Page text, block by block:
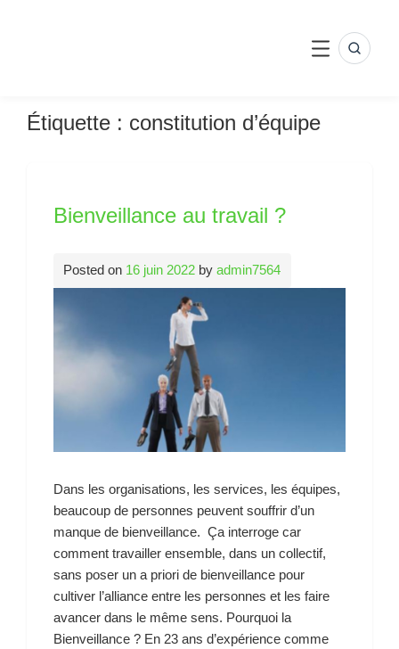
MENU
Étiquette : constitution d’équipe
Bienveillance au travail ?
Posted on 16 juin 2022 byadmin7564
Dans les organisations, les services, les équipes,
beaucoup de personnes peuvent souffrir d’un
manque de bienveillance. Ça interroge car
comment travailler ensemble, dans un collectif,
sans poser un a priori de bienveillance pour
cultiver l’alliance entre les personnes et les faire
avancer dans le même sens. Pourquoi la
Bienveillance ? En 23 ans d’expérience comme